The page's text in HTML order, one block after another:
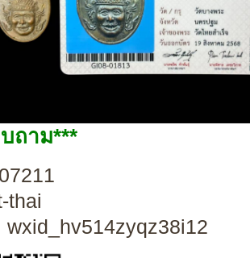
ถาม***
: wat-